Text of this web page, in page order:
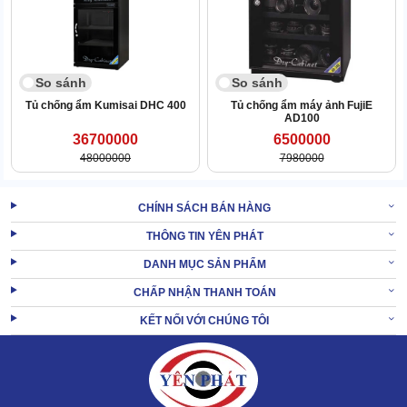
sản giá trị cao, tủ tích hợp sẵn 1 khóa inox chống gỉ chắc chắn.
2.2. Ngăn chứa thông minh, dễ sử dụng
Dù là dòng tủ chống ẩm công nghiệpchuyên dụng nhưng
Nikatei NC-100S tối ưu trải nghiệm người dùng rất tốt nhờ hệ
thống khay chứa linh hoạt. Thiết kế khay dạng trượt cho phép việc
lấy hoặc cất máy ảnh, ống kính trở nên nhanh chóng, giảm thiểu
thời gian mở cửa tủ làm thất thoát không khí khô.
So sánh
Tủ chống ẩm Kumisai DHC 400
36700000
48000000
So sánh
Tủ chống ẩm máy ảnh FujiE
AD100
6500000
7980000
CHÍNH SÁCH BÁN HÀNG
THÔNG TIN YÊN PHÁT
DANH MỤC SẢN PHẨM
CHẤP NHẬN THANH TOÁN
KẾT NỐI VỚI CHÚNG TÔI